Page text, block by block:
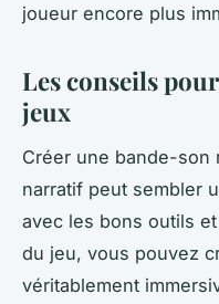
joueur encore plus
Les conseils
jeux
Créer une bande-son
narratif peut sembler
avec les bons outils
du jeu, vous pouvez
véritablement